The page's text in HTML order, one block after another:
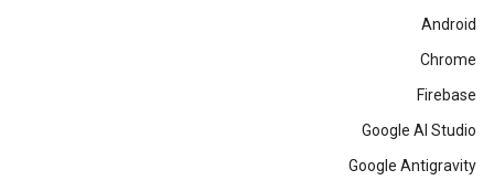
Android
Chrome
Firebase
Google AI Studio
Google Antigravity